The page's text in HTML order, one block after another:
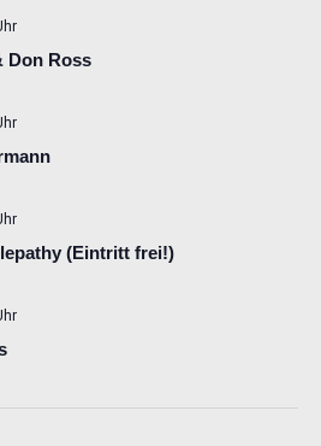
Don Ross
(Eintritt frei!)